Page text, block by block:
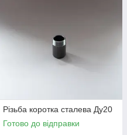
Різьба коротка сталева Ду20
Готово до відправки